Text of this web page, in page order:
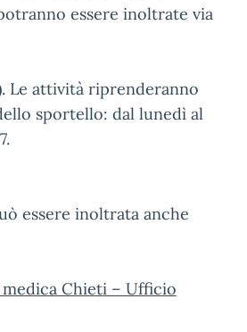
essere inoltrate via
Le attività riprenderanno
sportello: dal lunedì al
essere inoltrata anche
Chieti – Ufficio